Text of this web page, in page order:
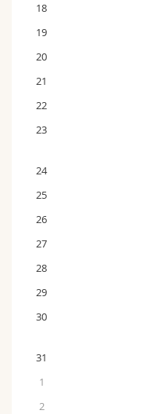
18
19
20
21
22
23
24
25
26
27
28
29
30
31
1
2